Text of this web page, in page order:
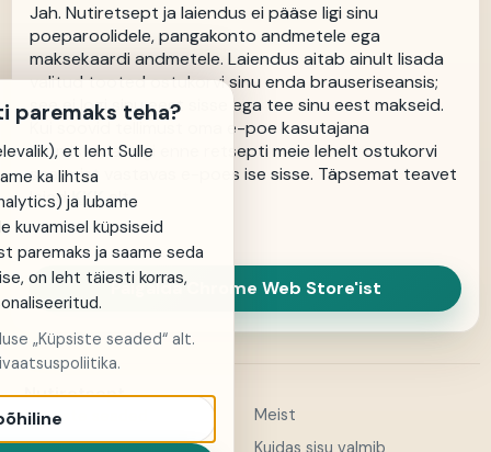
Jah. Nutiretsept ja laiendus ei pääse ligi sinu
poeparoolidele, pangakonto andmetele ega
maksekaardi andmetele. Laiendus aitab ainult lisada
valitud tooted ostukorvi sinu enda brauseriseansis;
see ei logi sinu eest sisse ega tee sinu eest makseid.
Kui soovid tellimust oma e-poe kasutajana
vormistada, logi enne retsepti meie lehelt ostukorvi
saatmist vastavas e-poes ise sisse. Täpsemat teavet
leiadKKKalt.
Paigalda Chrome Web Store'ist
Nutiretsept
Küpsiste seaded
Meist
paremaks teha?
et leht Sulle
ka lihtsa
ja lubame
kuvamisel küpsiseid
paremaks ja saame seda
on leht täiesti korras,
„Küpsiste seaded“ alt.